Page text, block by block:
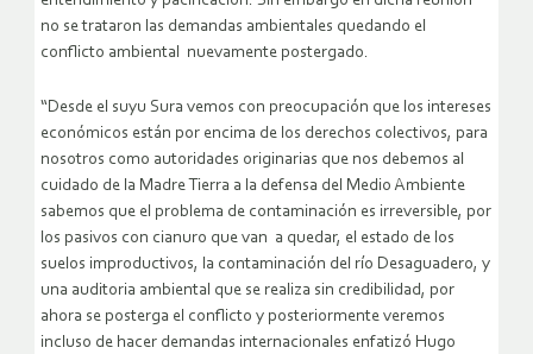
no se trataron las demandas ambientales quedando el
conflicto ambiental nuevamente postergado.
“Desde el suyu Sura vemos con preocupación que los intereses
económicos están por encima de los derechos colectivos, para
nosotros como autoridades originarias que nos debemos al
cuidado de la Madre Tierra a la defensa del Medio Ambiente
sabemos que el problema de contaminación es irreversible, por
los pasivos con cianuro que van a quedar, el estado de los
suelos improductivos, la contaminación del río Desaguadero, y
una auditoria ambiental que se realiza sin credibilidad, por
ahora se posterga el conflicto y posteriormente veremos
incluso de hacer demandas internacionales enfatizó Hugo